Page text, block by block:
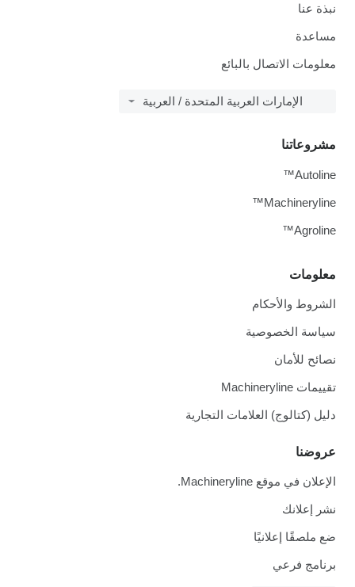
نبذة عنا
مساعدة
معلومات الاتصال بالبائع
الإمارات العربية المتحدة / العربية
معلومات
الشروط والأحكام
سياسة الخصوصية
نصائح للأمان
تقييمات Machineryline
دليل (كتالوج) العلامات التجارية
عروضنا
الإعلان في موقع Machineryline.
نشر إعلانك
ضع ملصقًا إعلانيًا
برنامج فرعي
مشروعاتنا
Autoline™
Machineryline™
Agroline™